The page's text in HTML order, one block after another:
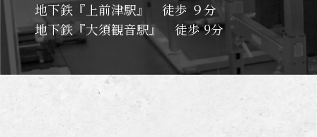
地下鉄『上前津駅』 徒歩 ９分
地下鉄『大須観音駅』 徒歩 9分